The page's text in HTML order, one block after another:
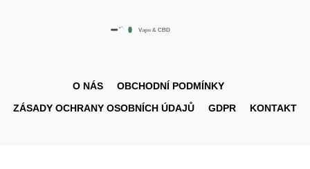
O NÁS
OBCHODNÍ PODMÍNKY
ZÁSADY OCHRANY OSOBNÍCH ÚDAJŮ
GDPR KONTAKT